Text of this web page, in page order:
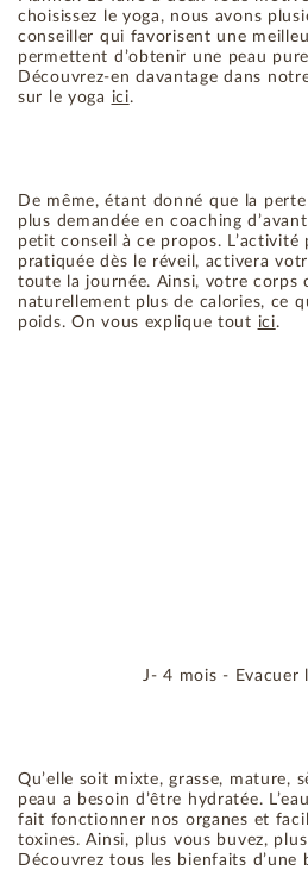
choisissez le yoga, nous avons
conseiller qui favorisent une
permettent d’obtenir une peau
Découvrez-en davantage dans
sur le yoga ici.
De même, étant donné que la
plus demandée en coaching
petit conseil à ce propos. L’activité
pratiquée dès le réveil, activera
toute la journée. Ainsi, votre corps
naturellement plus de calories, ce
poids. On vous explique tout ici.
J- 4 mois - Evacuer
Qu’elle soit mixte, grasse, mature,
peau a besoin d’être hydratée.
fait fonctionner nos organes et
toxines. Ainsi, plus vous buvez,
Découvrez tous les bienfaits d’une